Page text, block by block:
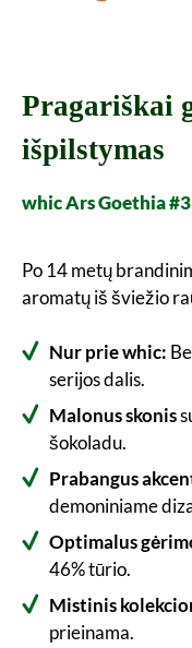
Pragariškai
išpilstymas
whic Ars Goethia
Po 14 metų
aromatų iš šviežio
Nur prie whic:
serijos dalis.
Malonus skonis
šokoladu.
Prabangus
demoniniame
Optimalus
46% tūrio.
Mistinis
prieinama.